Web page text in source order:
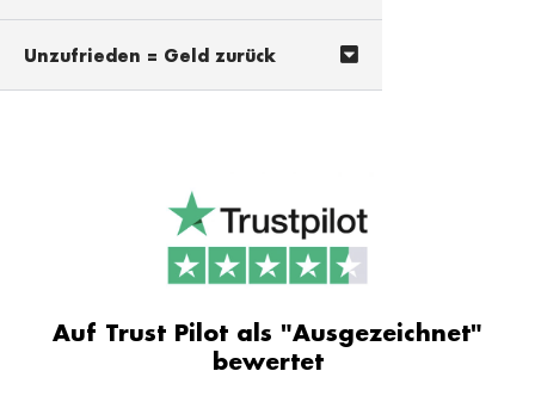
Unzufrieden = Geld zurück
Auf Trust Pilot als "Ausgezeichnet"
bewertet